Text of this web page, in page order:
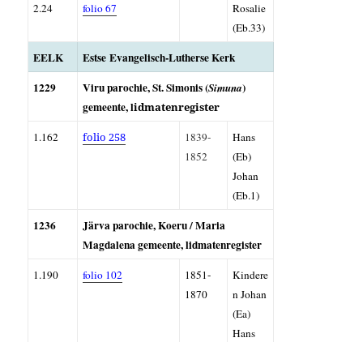
2.24 folio 67
Rosalie
(Eb.33)
EELK Estse Evangelisch-Lutherse Kerk
1229
Viru parochie, St. Simonis(Simuna)
gemeente, lidmatenregister
1.162 folio 258
1839-
1852
Hans
(Eb)
Johan
(Eb.1)
1236 Järva parochie, Koeru /Maria
Magdalena gemeente, lidmatenregister
1.190 folio 102
1851-
1870
Kindere
n Johan
(Ea)
Hans